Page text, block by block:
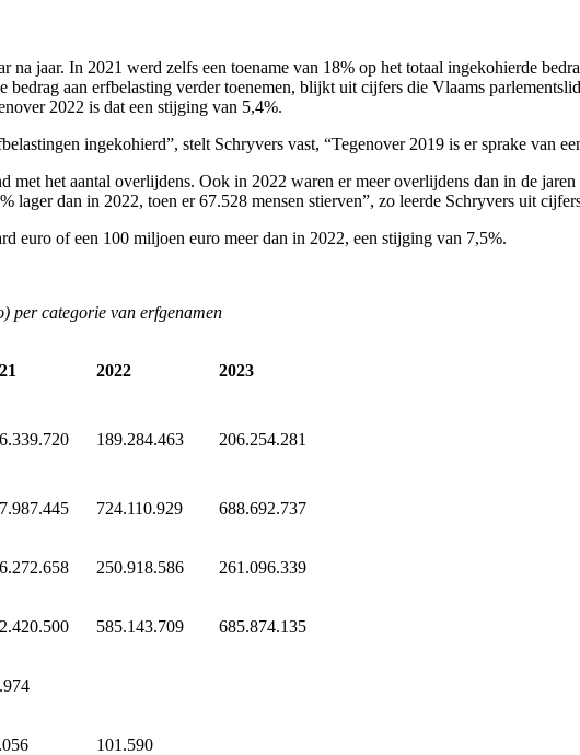
na jaar. In 2021 werd zelfs een toename van 18% op het totaal ingekohierde
bedrag aan erfbelasting verder toenemen, blijkt uit cijfers die Vlaams
2022 is dat een stijging van 5,4%.
ingekohierd”, stelt Schryvers vast, “Tegenover 2019 is er sprake van
met het aantal overlijdens. Ook in 2022 waren er meer overlijdens dan in de
lager dan in 2022, toen er 67.528 mensen stierven”, zo leerde Schryvers uit
euro of een 100 miljoen euro meer dan in 2022, een stijging van 7,5%.
per categorie van erfgenamen
2022 2023
189.284.463 206.254.281
724.110.929 688.692.737
250.918.586 261.096.339
585.143.709 685.874.135
101.590